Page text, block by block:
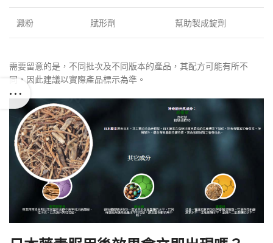
澱粉 賦形劑 幫助製成錠劑
需要留意的是，不同批次及不同版本的產品，其配方可能有所不
同，因此建議以實際產品標示為準。